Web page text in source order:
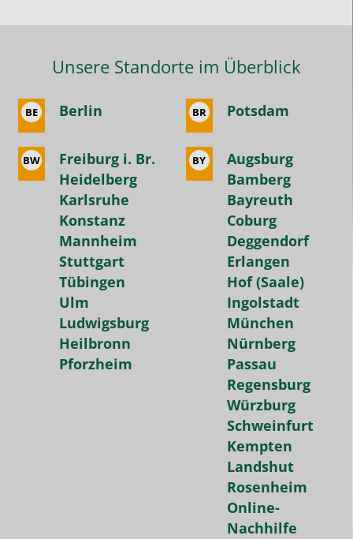
Bei
meisten
wird
gedrängt
Halbjahres-
oder
sogar
Jahresverträge
abzuschließen.
Wir
sind
sehr
dankbar
für
die
tolle
Betreuung
und
den
hervorragenden
Unsere Standorte im Überblick
BE Berlin BR Potsdam
BW
Freiburg i. Br.
Heidelberg
Karlsruhe
Konstanz
Mannheim
Stuttgart
Tübingen
Ulm
Ludwigsburg
Heilbronn
Pforzheim
BY
Augsburg
Bamberg
Bayreuth
Coburg
Deggendorf
Erlangen
Hof (Saale)
Ingolstadt
München
Nürnberg
Passau
Regensburg
Würzburg
Schweinfurt
Kempten
Landshut
Rosenheim
Online-
Nachhilfe